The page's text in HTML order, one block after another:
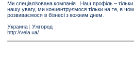
Ми спеціалізована компанія . Наш профіль –
нашу увагу, ми концентруємося тільки на те, в
розвиваємося в бізнесі з кожним днем.
Украина | Ужгород
http://vela.ua/